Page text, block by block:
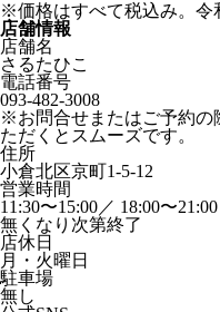
※価格はすべて税込み。令
店舗情報
店舗名
さるたひこ
電話番号
093-482-3008
※お問合せまたはご予約の
ただくとスムーズです。
住所
小倉北区京町1-5-12
営業時間
11:30〜15:00／ 18:00〜
無くなり次第終了
店休日
月・火曜日
駐車場
無し